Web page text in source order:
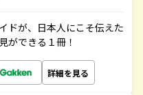
ドが、日本人にこそ伝えた
ができる１冊！
詳細を見る